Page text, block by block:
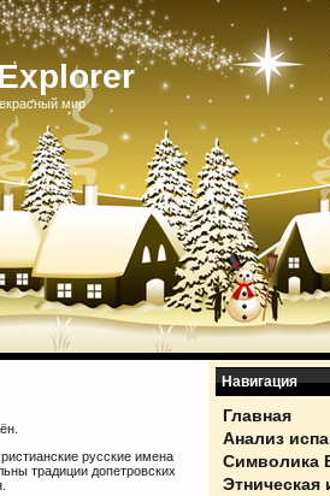
мир
Навигация
Главная
Анализ
Символика
Этническая
русские имена
традиции допетровских